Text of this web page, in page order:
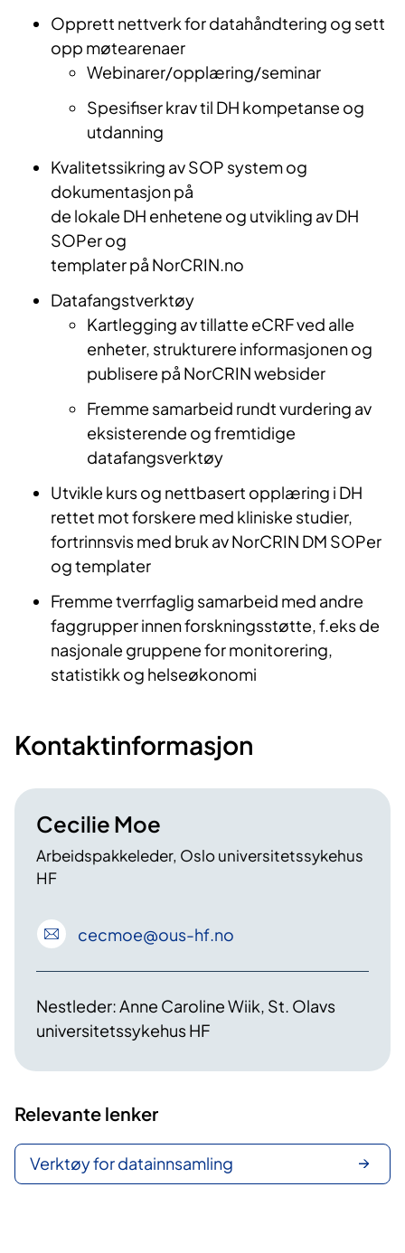
Opprett nettverk for datahåndtering og sett
opp møtearenaer
Webinarer/opplæring/seminar
Spesifiser krav til DH kompetanse og
utdanning
Kvalitetssikring av SOP system og
dokumentasjon på
de lokale DH enhetene og utvikling av DH
SOPer og
templater på NorCRIN.no
Datafangstverktøy
Kartlegging av tillatte eCRF ved alle
enheter, strukturere informasjonen og
publisere på NorCRIN websider
Fremme samarbeid rundt vurdering av
eksisterende og fremtidige
datafangsverktøy
Utvikle kurs og nettbasert opplæring i DH
rettet mot forskere med kliniske studier,
fortrinnsvis med bruk av NorCRIN DM SOPer
og templater
Fremme tverrfaglig samarbeid med andre
faggrupper innen forskningsstøtte, f.eks de
nasjonale gruppene for monitorering,
statistikk og helseøkonomi
Kontaktinformasjon
Cecilie Moe
Arbeidspakkeleder, Oslo universitetssykehus
HF
cecmoe@ous-hf .no
Nestleder: Anne Caroline Wiik, St. Olavs
universitetssykehus HF
Relevante lenker
Verktøy for datainnsamling